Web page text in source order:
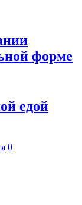
форме
едой
0